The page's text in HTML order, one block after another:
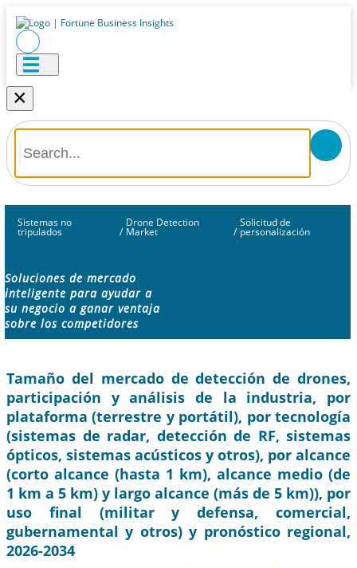
×
Sistemas no
tripulados /
Drone Detection
Market /
Solicitud de
personalización
Soluciones de mercado
inteligente para ayudar a
su negocio a ganar ventaja
sobre los competidores
Tamaño del mercado de detección de drones,
participación y análisis de la industria, por
plataforma (terrestre y portátil), por tecnología
(sistemas de radar, detección de RF, sistemas
ópticos, sistemas acústicos y otros), por alcance
(corto alcance (hasta 1 km), alcance medio (de
1 km a 5 km) y largo alcance (más de 5 km)), por
uso final (militar y defensa, comercial,
gubernamental y otros) y pronóstico regional,
2026-2034